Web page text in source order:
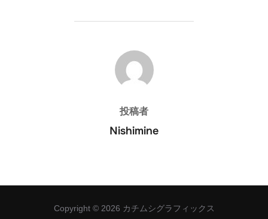
投稿者
投稿者
Nishimine
Copyright © 2026 カチムシグラフィックス